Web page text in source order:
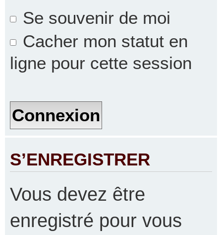
Se souvenir de moi
Cacher mon statut en
ligne pour cette session
S’ENREGISTRER
Vous devez être
enregistré pour vous